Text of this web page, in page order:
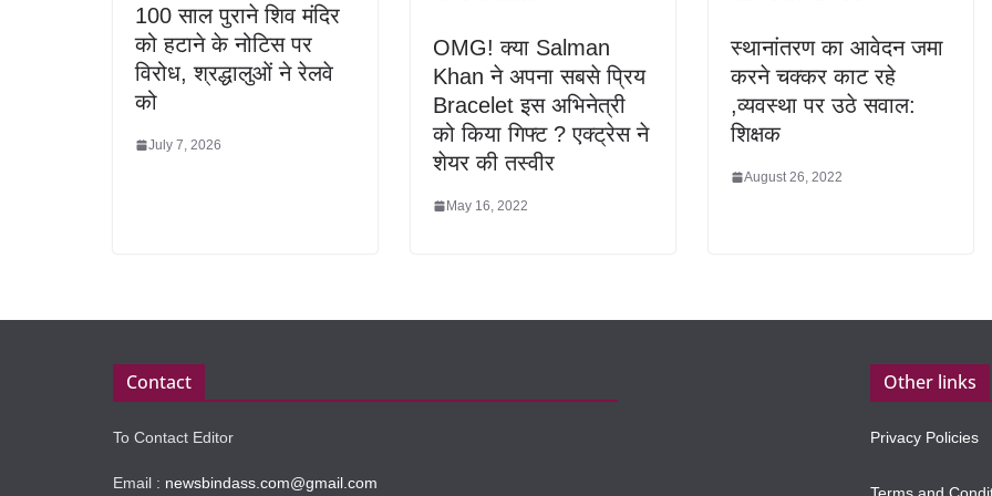
100 साल पुराने शिव मंदिर
को हटाने के नोटिस पर
विरोध, श्रद्धालुओं ने रेलवे
को
July 7, 2026
OMG! क्या Salman
Khan ने अपना सबसे प्रिय
Bracelet इस अभिनेत्री
को किया गिफ्ट ? एक्ट्रेस ने
शेयर की तस्वीर
May 16, 2022
स्थानांतरण का आवेदन जमा
करने चक्कर काट रहे
,व्‍यवस्‍था पर उठे सवाल:
शिक्षक
August 26, 2022
Contact
To Contact Editor
Email : newsbindass.com@gmail.com
Other links
Privacy Policies